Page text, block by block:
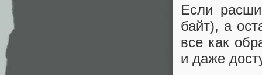
Если
байт), а
все как
и даже